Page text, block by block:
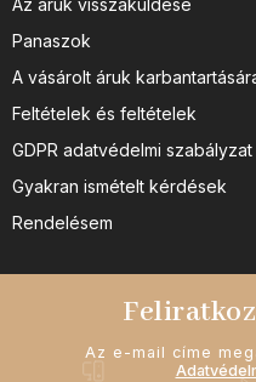
Panaszok
A vásárolt áruk
Feltételek és feltételek
GDPR adatvédelmi szabályzat
Gyakran ismételt kérdések
Rendelésem
Az e-mail címe